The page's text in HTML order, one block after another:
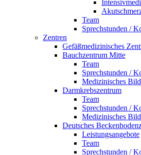
Team
Sprechstunden /
Zentren
Gefäßmedizinisches
Bauchzentrum Mitte
Team
Sprechstunden /
Medizinisches
Darmkrebszentrum
Team
Sprechstunden /
Medizinisches
Deutsches
Leistungsangebote
Team
Sprechstunden /